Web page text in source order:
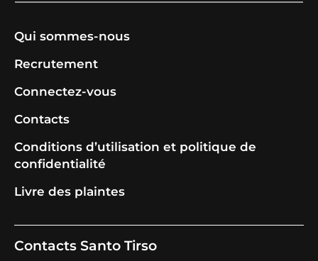
Qui sommes-nous
Recrutement
Connectez-vous
Contacts
Conditions d’utilisation et politique de
confidentialité
Livre des plaintes
Contacts Santo Tirso